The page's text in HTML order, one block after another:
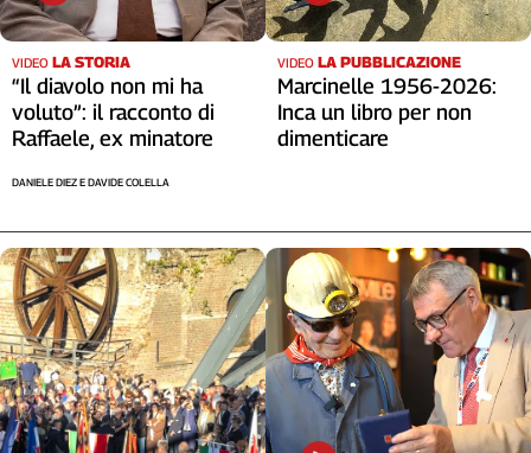
VIDEO LA STORIA
“Il diavolo non mi ha
voluto”: il racconto di
Raffaele, ex minatore
DANIELE DIEZ E DAVIDE COLELLA
VIDEO LA PUBBLICAZIONE
Marcinelle 1956-2026:
Inca un libro per non
dimenticare